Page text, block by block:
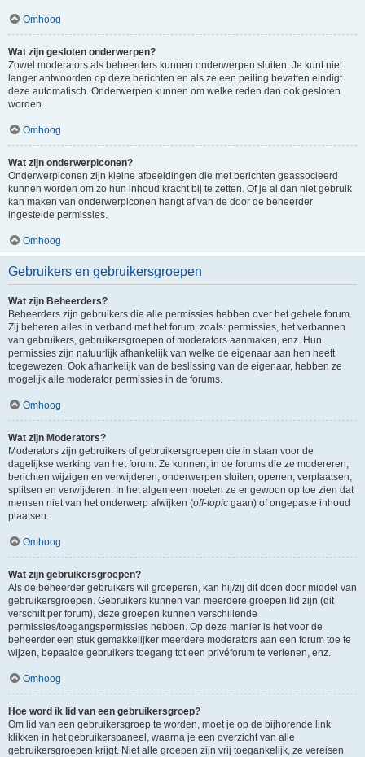
Omhoog
Wat zijn gesloten onderwerpen?
Zowel moderators als beheerders kunnen onderwerpen sluiten. Je kunt niet
langer antwoorden op deze berichten en als ze een peiling bevatten eindigt
deze automatisch. Onderwerpen kunnen om welke reden dan ook gesloten
worden.
Omhoog
Wat zijn onderwerpiconen?
Onderwerpiconen zijn kleine afbeeldingen die met berichten geassocieerd
kunnen worden om zo hun inhoud kracht bij te zetten. Of je al dan niet gebruik
kan maken van onderwerpiconen hangt af van de door de beheerder
ingestelde permissies.
Omhoog
Gebruikers en gebruikersgroepen
Wat zijn Beheerders?
Beheerders zijn gebruikers die alle permissies hebben over het gehele forum.
Zij beheren alles in verband met het forum, zoals: permissies, het verbannen
van gebruikers, gebruikersgroepen of moderators aanmaken, enz. Hun
permissies zijn natuurlijk afhankelijk van welke de eigenaar aan hen heeft
toegewezen. Ook afhankelijk van de beslissing van de eigenaar, hebben ze
mogelijk alle moderator permissies in de forums.
Omhoog
Wat zijn Moderators?
Moderators zijn gebruikers of gebruikersgroepen die in staan voor de
dagelijkse werking van het forum. Ze kunnen, in de forums die ze modereren,
berichten wijzigen en verwijderen; onderwerpen sluiten, openen, verplaatsen,
splitsen en verwijderen. In het algemeen moeten ze er gewoon op toe zien dat
mensen niet van het onderwerp afwijken (off-topic gaan) of ongepaste inhoud
plaatsen.
Omhoog
Wat zijn gebruikersgroepen?
Als de beheerder gebruikers wil groeperen, kan hij/zij dit doen door middel van
gebruikersgroepen. Gebruikers kunnen van meerdere groepen lid zijn (dit
verschilt per forum), deze groepen kunnen verschillende
permissies/toegangspermissies hebben. Op deze manier is het voor de
beheerder een stuk gemakkelijker meerdere moderators aan een forum toe te
wijzen, bepaalde gebruikers toegang tot een privéforum te verlenen, enz.
Omhoog
Hoe word ik lid van een gebruikersgroep?
Om lid van een gebruikersgroep te worden, moet je op de bijhorende link
klikken in het gebruikerspaneel, waarna je een overzicht van alle
gebruikersgroepen krijgt. Niet alle groepen zijn vrij toegankelijk, ze vereisen